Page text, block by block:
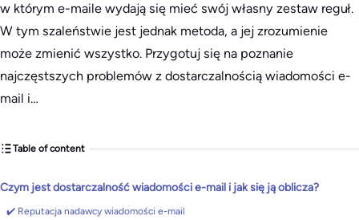
w którym e-maile wydają się mieć swój własny zestaw reguł.
W tym szaleństwie jest jednak metoda, a jej zrozumienie
może zmienić wszystko. Przygotuj się na poznanie
najczęstszych problemów z dostarczalnością wiadomości e-
mail i…
Table of content
Czym jest dostarczalność wiadomości e-mail i jak się ją oblicza?
✔️ Reputacja nadawcy wiadomości e-mail